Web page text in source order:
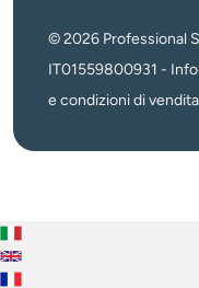
© 2026 Professional
IT01559800931 -
e condizioni di vendita